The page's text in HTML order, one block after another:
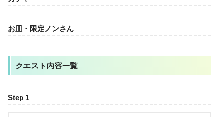
お皿・限定ノンさん
クエスト内容一覧
Step 1